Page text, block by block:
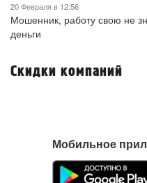
20 Февраля в 12:56
Мошенник, работу свою не
деньги
Скидки компаний
Мобильное